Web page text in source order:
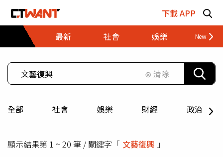
下載 APP
最新
社會 娛樂 財經
⊗ 清除
全部 社會 娛樂 財經 政治
顯示結果第 1 ~ 20 筆 / 關鍵字「 文藝復興 」